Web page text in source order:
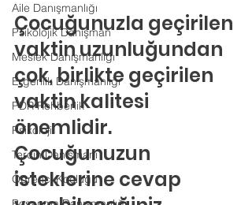
Aile Danışmanlığı
Psikolojik Danışman
Meslek Danışmanlığı
Ergenlik Danışmanlığı
PDR Rehberlik
Psikoloji
Tercih Danışmanı
Öğrenci Koçluğu
Çocuğunuzla geçirilen
vaktin uzunluğundan
çok, birlikte geçirilen
vaktin kalitesi
önemlidir.
Çocuğunuzun
isteklerine cevap